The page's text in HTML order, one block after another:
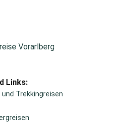
Vorarlberg
Links:
Trekkingreisen